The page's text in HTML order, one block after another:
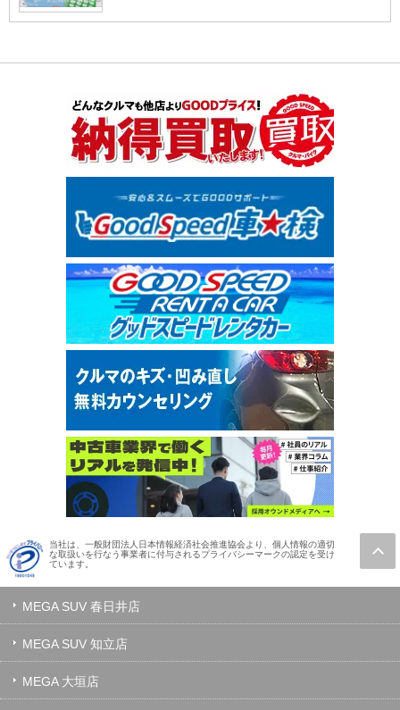
当社は、一般財団法人日本情報経済社会推進協会より、個人情報の適切
な取扱いを行なう事業者に付与されるプライバシーマークの認定を受け
ています。
MEGA SUV 春日井店
MEGA SUV 知立店
MEGA 大垣店